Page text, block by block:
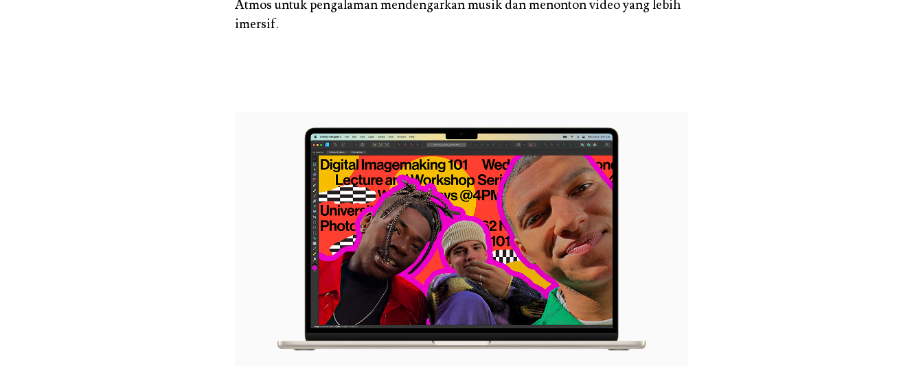
Atmos untuk pengalaman mendengarkan musik dan menonton video yang lebih
imersif.